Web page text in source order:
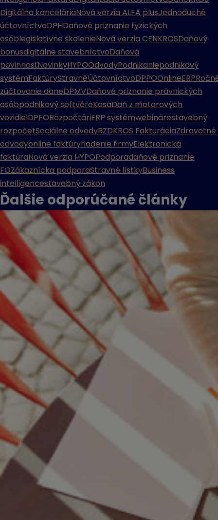
Digitálna kanceláriaNová verzia ALFA plusJednoduché
účtovníctvoDPHDaňové priznanie fyzických
osôblegislatívne školenieNová verzia CENKROSDaňový
bonusdigitálne stavebníctvoDaňová
povinnosťNovinkyHYPOOdvodyPodnikaniepodnikový
systémFaktúryStravnéÚčtovníctvoDPPOOnlineERP
zúčtovanie daneDPMVDaňové priznanie právnických
osôbpodnikový softvéreKasaDaň z motorových
vozidielDPFORozpočtáriERP systémwebinárestavebný
rozpočetSociálne odvodyRZDKROS FakturáciaZdravotné
odvodyonline faktúryriadenie firmyElektronická
faktúraNová verzia HYPOPodporadaňové priznanie
FOZákaznícka podporaStravné lístkyBusiness
intelligencestavebný zákon
Ďalšie odporúčané články